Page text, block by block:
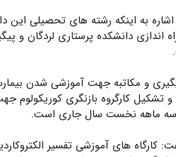
اندازی دانشکده پرستاری لردگان و
و مکاتبه جهت آموزشی شدن
و تشکیل کارگروه بازنگری
سه ماهه نخست سال جاری است.
کارگاه های آموزشی تفسیر